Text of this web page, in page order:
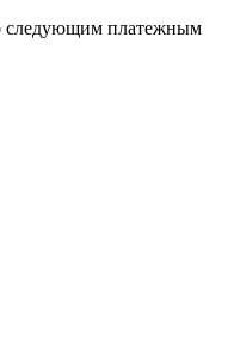
cледующим платежным